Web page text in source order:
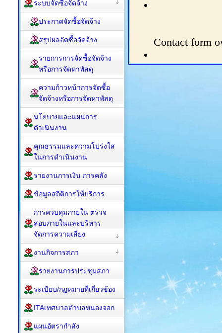
ระบบจัดซื้อจัดจ้าง
ประกาศจัดซื้อจัดจ้าง
สรุปผลจัดซื้อจัดจ้าง
รายการการจัดซื้อจัดจ้าง
หรือการจัดหาพัสดุ
ความก้าวหน้าการจัดซื้อ
จัดจ้างหรือการจัดหาพัสดุ
นโยบายและแผนการ
ดำเนินงาน
คุณธรรมและความโปร่งใส
ในการดำเนินงาน
รายงานการเงิน การคลัง
ข้อมูลสถิติการให้บริการ
การควบคุมภายใน ตรวจ
สอบภายในและบริหาร
จัดการความเสี่ยง
งานกิจการสภา
รายงานการประชุมสภา
ระเบียบ/กฏหมายที่เกี่ยวข้อง
ITAเทศบาลตำบลหนองจอก
แผนอัตรากำลัง